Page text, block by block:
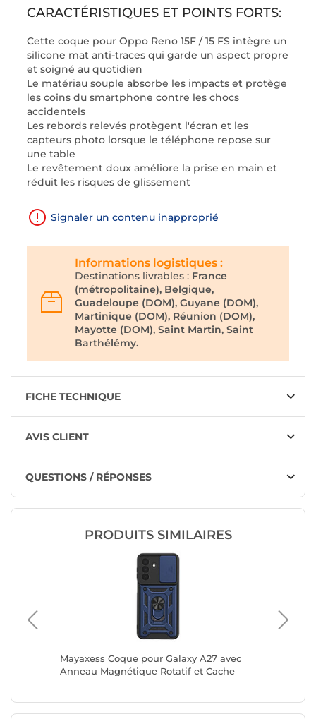
CARACTÉRISTIQUES ET POINTS FORTS:
Cette coque pour Oppo Reno 15F / 15 FS intègre un
silicone mat anti-traces qui garde un aspect propre
et soigné au quotidien
Le matériau souple absorbe les impacts et protège
les coins du smartphone contre les chocs
accidentels
Les rebords relevés protègent l'écran et les
capteurs photo lorsque le téléphone repose sur
une table
Le revêtement doux améliore la prise en main et
réduit les risques de glissement
Signaler un contenu inapproprié
Informations logistiques :
Destinations livrables : France
(métropolitaine), Belgique,
Guadeloupe (DOM), Guyane (DOM),
Martinique (DOM), Réunion (DOM),
Mayotte (DOM), Saint Martin, Saint
Barthélémy.
FICHE TECHNIQUE
AVIS CLIENT
QUESTIONS / RÉPONSES
PRODUITS SIMILAIRES
Mayaxess Coque pour Galaxy A27 avec
Anneau Magnétique Rotatif et Cache